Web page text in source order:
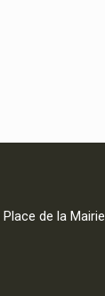
Place de la Mairie